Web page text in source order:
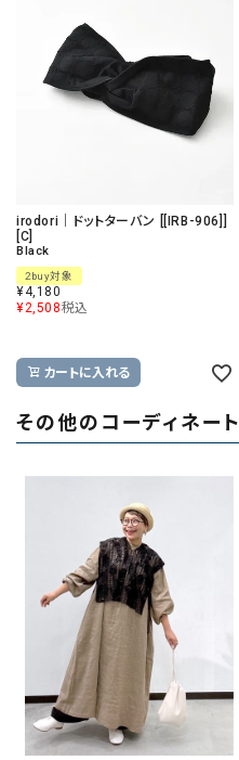
irodori｜ドットターバン [[IRB-906]]
[C]
Black
2buy対象
¥4,180
¥2,508税込
カートに入れる
その他のコーディネート